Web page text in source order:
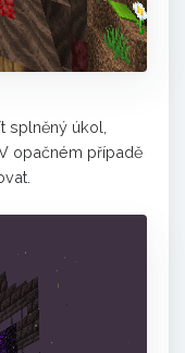
splněný úkol,
opačném případě